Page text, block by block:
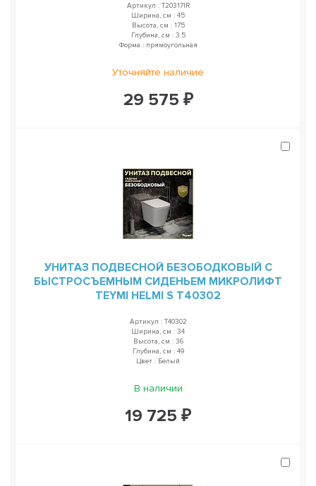
Артикул : T20317IR
Ширина, см : 45
Высота, см : 175
Глубина, см : 3.5
Форма : прямоугольная
Уточняйте наличие
29 575 ₽
УНИТАЗ ПОДВЕСНОЙ БЕЗОБОДКОВЫЙ С
БЫСТРОСЪЕМНЫМ СИДЕНЬЕМ МИКРОЛИФТ
TEYMI HELMI S T40302
Артикул : T40302
Ширина, см : 34
Высота, см : 36
Глубина, см : 49
Цвет : Белый
В наличии
19 725 ₽